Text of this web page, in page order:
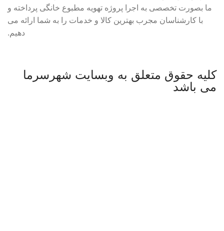
ما بصورت تخصصی به اجرا پروژه تهویه مطبوع خانگی پرداخته و
با کارشناسان مجرب بهترین کالا و خدمات را به شما ارائه می
دهیم.
کلیه حقوق متعلق به وبسایت شهرسرما
می باشد